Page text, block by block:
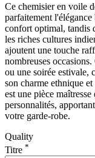
Ce chemisier en voile
parfaitement
confort optimal, tandis
les riches cultures
ajoutent une touche
nombreuses
ou une soirée estivale,
son charme ethnique
est une pièce
personnalités,
votre garde-robe.
Quality
Titre *